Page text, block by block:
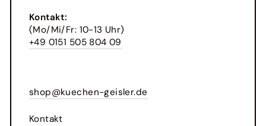
Kontakt:
(Mo/Mi/Fr: 10-13 Uhr)
+49 0151 505 804 09
shop@kuechen-geisler.de
Kontakt